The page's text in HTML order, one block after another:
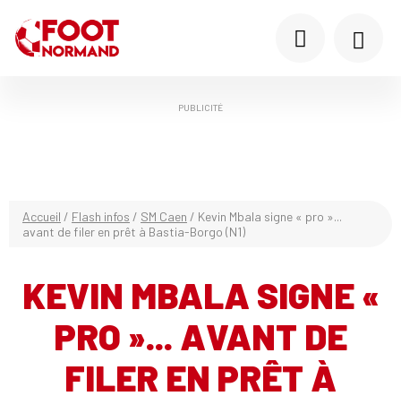
PUBLICITÉ
Accueil / Flash infos / SM Caen / Kevin Mbala signe « pro »...
avant de filer en prêt à Bastia-Borgo (N1)
KEVIN MBALA SIGNE «
PRO »... AVANT DE
FILER EN PRÊT À